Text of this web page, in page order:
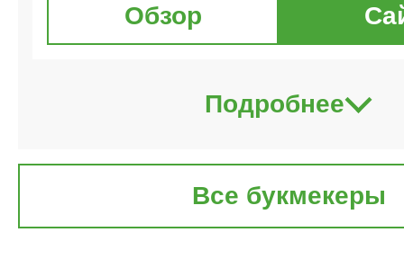
Обзор
Подробнее
Все букмекеры